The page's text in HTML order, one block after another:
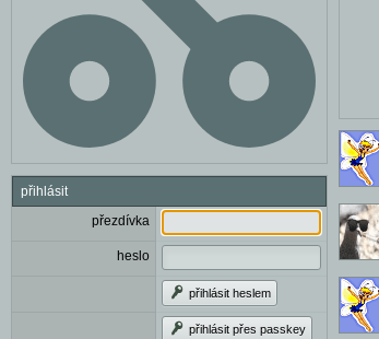
přihlásit
přezdívka
heslo
přihlásit heslem
přihlásit přes passkey